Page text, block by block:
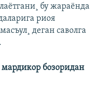
бу жараëнда
риоя
деган саволга
мардикор бозоридан